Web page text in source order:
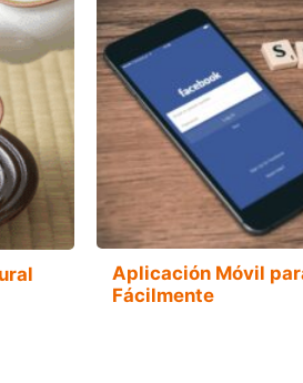
Aplicación Móvil
Fácilmente